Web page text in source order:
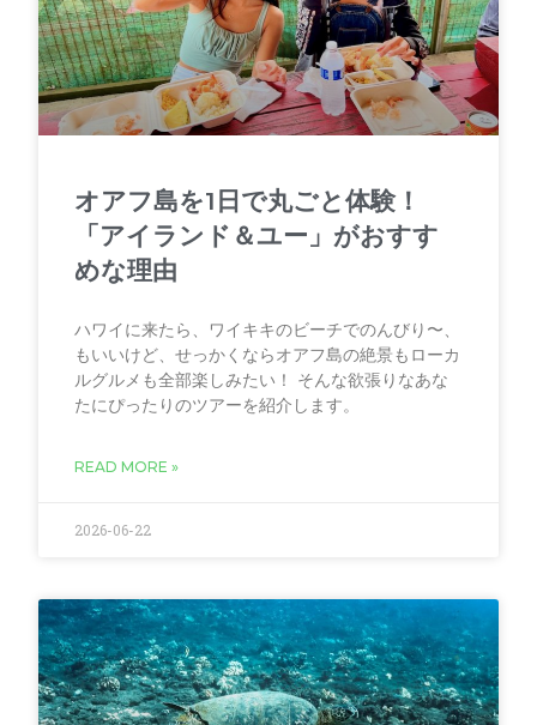
オアフ島を1日で丸ごと体験！
「アイランド＆ユー」がおすす
めな理由
ハワイに来たら、ワイキキのビーチでのんびり〜、
もいいけど、せっかくならオアフ島の絶景もローカ
ルグルメも全部楽しみたい！ そんな欲張りなあな
たにぴったりのツアーを紹介します。
READ MORE »
2026-06-22